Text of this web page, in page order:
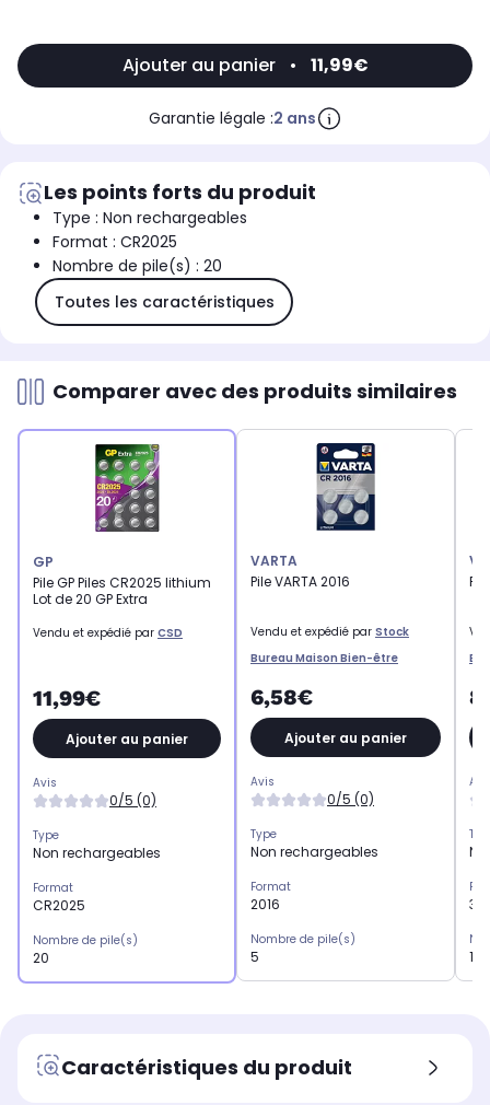
Ajouter au panier • 11,99€
Garantie légale :2 ans
Les points forts du produit
Type : Non rechargeables
Format : CR2025
Nombre de pile(s) : 20
Toutes les caractéristiques
Comparer avec des produits similaires
GP
Pile GP Piles CR2025 lithium
Lot de 20 GP Extra
Vendu et expédié par CSD
11,99€
Ajouter au panier
Avis
0/5 (0)
Type
Non rechargeables
Format
CR2025
Nombre de pile(s)
20
VARTA
Pile VARTA 2016
Vendu et expédié par Stock
Bureau Maison Bien-être
6,58€
Ajouter au panier
Avis
0/5 (0)
Type
Non rechargeables
Format
2016
Nombre de pile(s)
5 10
Caractéristiques du produit